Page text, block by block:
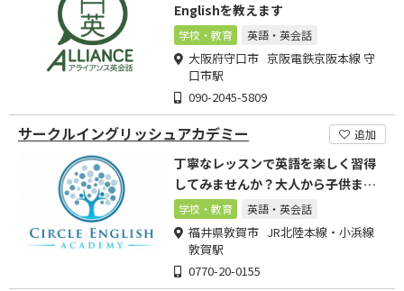
Englishを教えます
学校・教育 英語・英会話
大阪府守口市 京阪電鉄京阪本線 守
口市駅
090-2045-5809
サークルイングリッシュアカデミー 追加
丁寧なレッスンで英語を楽しく習得
してみませんか？大人から子供まで
安心して英会話を学べます
学校・教育 英語・英会話
福井県敦賀市 JR北陸本線・小浜線
敦賀駅
0770-20-0155